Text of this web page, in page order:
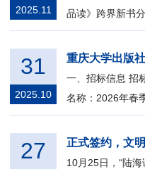
品读》跨界新书
告厅顺利举行。
2025.11
重庆大学出版
一、招标信息 招
名称：2026年春
1.纸张采购 2.采
31
2025.10
10月25日，“陆
27